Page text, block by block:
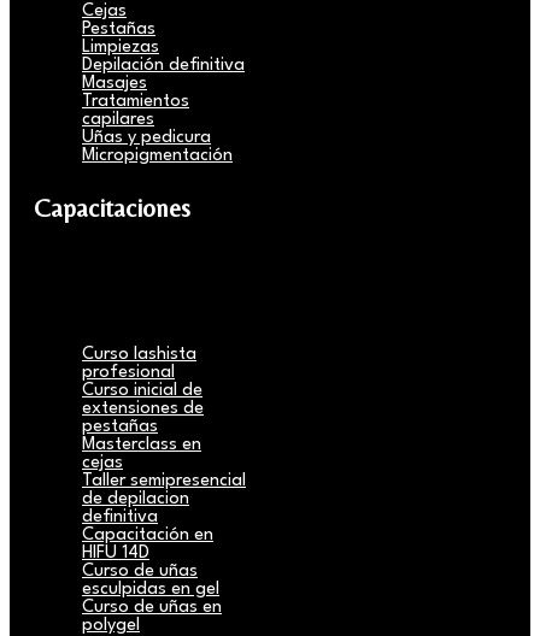
Cejas
Pestañas
Limpiezas
Depilación definitiva
Masajes
Tratamientos
capilares
Uñas y pedicura
Micropigmentación
Capacitaciones
Curso lashista
profesional
Curso inicial de
extensiones de
pestañas
Masterclass en
cejas
Taller semipresencial
de depilacion
definitiva
Capacitación en
HIFU 14D
Curso de uñas
esculpidas en gel
Curso de uñas en
polygel